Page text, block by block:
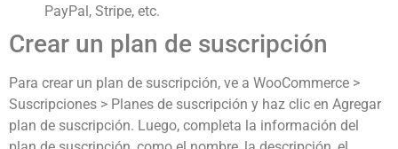
PayPal, Stripe, etc.
Crear un plan de suscripción
Para crear un plan de suscripción, ve a WooCommerce >
Suscripciones > Planes de suscripción y haz clic en Agregar
plan de suscripción. Luego, completa la información del